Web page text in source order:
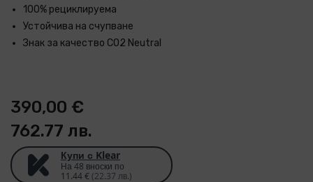
100% рециклируема
Устойчива на счупване
Знак за качество CO2 Neutral
390,00 €
762.77 лв.
Купи с Klear
На 48 вноски по
11.44 €(22.37 лв.)